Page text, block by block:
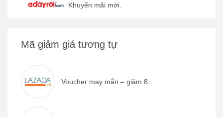
Khuyến mãi mới.
Mã giảm giá tương tự
Voucher may mắn – giảm 8...